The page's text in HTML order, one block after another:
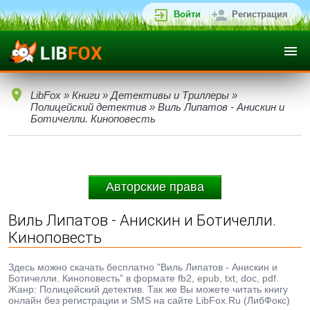
Войти Регистрация
LibFox » Книги » Детективы и Триллеры »
Полицейский детектив » Виль Липатов - Анискин и
Ботичелли. Киноповесть
Авторские права
Виль Липатов - Анискин и Ботичелли.
Киноповесть
Здесь можно скачать бесплатно "Виль Липатов - Анискин и
Ботичелли. Киноповесть" в формате fb2, epub, txt, doc, pdf.
Жанр: Полицейский детектив. Так же Вы можете читать книгу
онлайн без регистрации и SMS на сайте LibFox.Ru (ЛибФокс)